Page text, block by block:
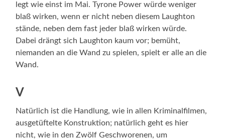
legt wie einst im Mai. Tyrone Power würde weniger
blaß wirken, wenn er nicht neben diesem Laughton
stände, neben dem fast jeder blaß wirken würde.
Dabei drängt sich Laughton kaum vor; bemüht,
niemanden an die Wand zu spielen, spielt er alle an die
Wand.
V
Natürlich ist die Handlung, wie in allen Kriminalfilmen,
ausgetüftelte Konstruktion; natürlich geht es hier
nicht, wie in den Zwölf Geschworenen, um